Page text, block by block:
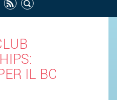
IL BC